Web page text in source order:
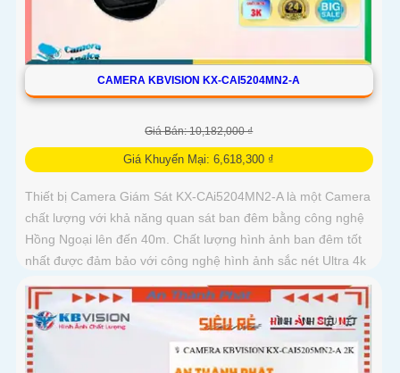
CAMERA KBVISION KX-CAI5204MN2-A
Giá Bán: 10,182,000 ₫
Giá Khuyến Mại: 6,618,300 ₫
Thiết bị Camera Giám Sát KX-CAi5204MN2-A là một Camera
chất lượng với khả năng quan sát ban đêm bằng công nghệ
Hồng Ngoại lên đến 40m. Chất lượng hình ảnh ban đêm tốt
nhất được đảm bảo với công nghệ hình ảnh sắc nét Ultra 4k